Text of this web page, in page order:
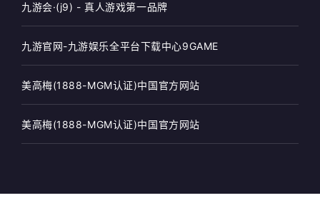
九游会·(j9) - 真人游戏第一品牌
九游官网-九游娱乐全平台下载中心9GAME
美高梅(1888-MGM认证)中国官方网站
美高梅(1888-MGM认证)中国官方网站